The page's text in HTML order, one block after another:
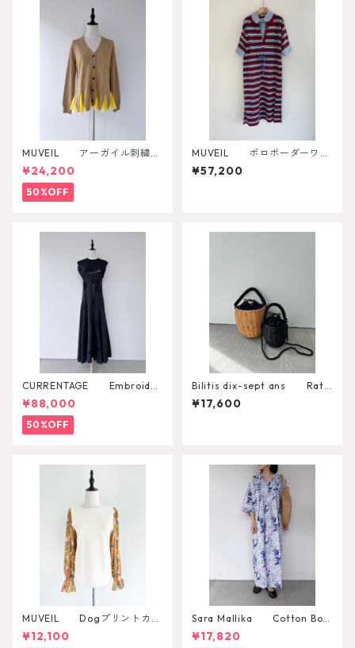
MUVEIL アーガイル刺繍カ
ーディガン
¥24,200
50%OFF
MUVEIL ポロボーダーワン
ピース MA262UA001
¥57,200
CURRENTAGE Embroider
y One Piece
¥88,000
50%OFF
Bilitis dix-sept ans Ratt
an Shoulder Bascket
¥17,600
MUVEIL Dogプリントカッ
トソー
¥12,100
Sara Mallika Cotton Boh
emian Flower Print Dress
¥17,820